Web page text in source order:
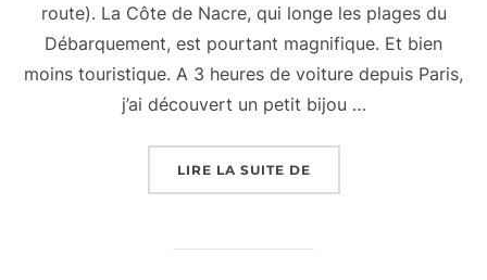
route). La Côte de Nacre, qui longe les plages du
Débarquement, est pourtant magnifique. Et bien
moins touristique. A 3 heures de voiture depuis Paris,
j’ai découvert un petit bijou …
LIRE LA SUITE DE« L’HÔTEL SAINT-